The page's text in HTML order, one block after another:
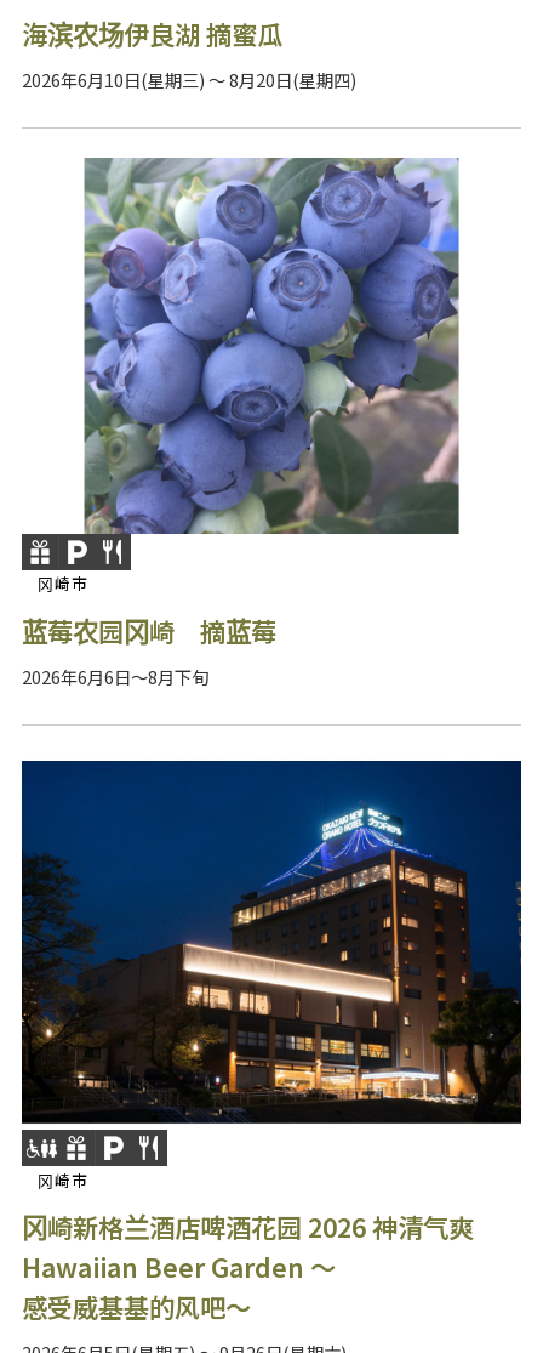
海滨农场伊良湖 摘蜜瓜
2026年6月10日(星期三) ～ 8月20日(星期四)
冈崎市
蓝莓农园冈崎 摘蓝莓
2026年6月6日～8月下旬
冈崎市
冈崎新格兰酒店啤酒花园 2026 神清气爽
Hawaiian Beer Garden ～
感受威基基的风吧～